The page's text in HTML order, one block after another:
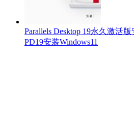
Parallels Desktop 19永久激活
PD19安装Windows11